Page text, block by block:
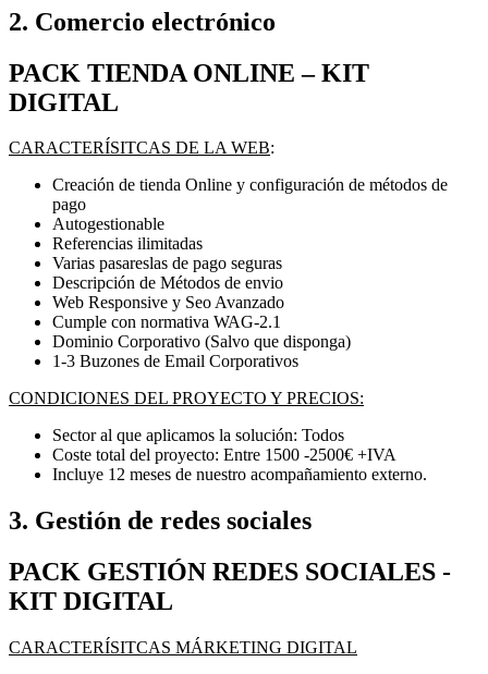
2. Comercio electrónico
PACK TIENDA ONLINE – KIT
DIGITAL
CARACTERÍSITCAS DE LA WEB:
Creación de tienda Online y configuración de métodos de
pago
Autogestionable
Referencias ilimitadas
Varias pasareslas de pago seguras
Descripción de Métodos de envio
Web Responsive y Seo Avanzado
Cumple con normativa WAG-2.1
Dominio Corporativo (Salvo que disponga)
1-3 Buzones de Email Corporativos
CONDICIONES DEL PROYECTO Y PRECIOS:
Sector al que aplicamos la solución: Todos
Coste total del proyecto: Entre 1500 -2500€ +IVA
Incluye 12 meses de nuestro acompañamiento externo.
3. Gestión de redes sociales
PACK GESTIÓN REDES SOCIALES -
KIT DIGITAL
CARACTERÍSITCAS MÁRKETING DIGITAL